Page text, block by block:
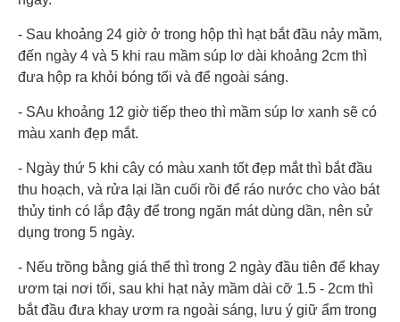
- Sau khoảng 24 giờ ở trong hộp thì hạt bắt đầu nảy mầm,
đến ngày 4 và 5 khi rau mầm súp lơ dài khoảng 2cm thì
đưa hộp ra khỏi bóng tối và để ngoài sáng.
- SAu khoảng 12 giờ tiếp theo thì mầm súp lơ xanh sẽ có
màu xanh đẹp mắt.
- Ngày thứ 5 khi cây có màu xanh tốt đẹp mắt thì bắt đầu
thu hoạch, và rửa lại lần cuối rồi để ráo nước cho vào bát
thủy tinh có lắp đậy để trong ngăn mát dùng dần, nên sử
dụng trong 5 ngày.
- Nếu trồng bằng giá thể thì trong 2 ngày đầu tiên để khay
ươm tại nơi tối, sau khi hạt nảy mầm dài cỡ 1.5 - 2cm thì
bắt đầu đưa khay ươm ra ngoài sáng, lưu ý giữ ẩm trong